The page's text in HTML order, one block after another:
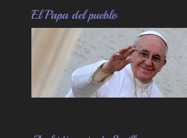
El Papa del pueblo